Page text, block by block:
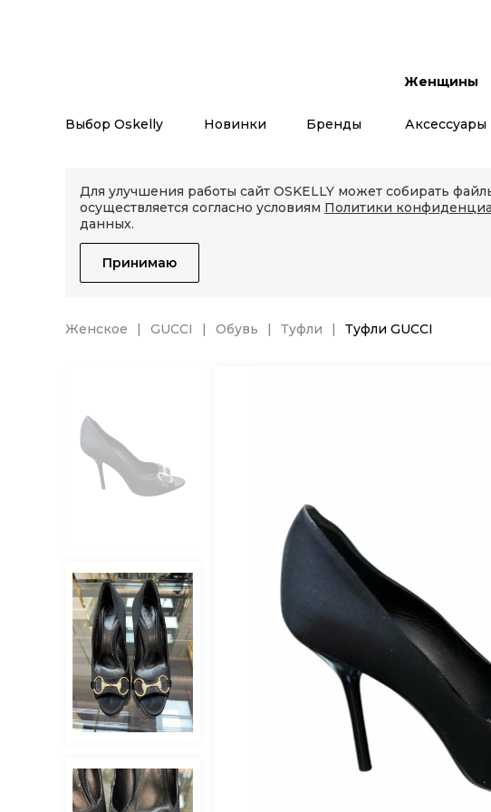
Женщины
Выбор Oskelly Новинки Бренды Аксессуары
Для улучшения работы сайт OSKELLY может собирать
осуществляется согласно условиям Политики
данных.
Принимаю
Женское GUCCI Обувь Туфли Туфли GUCCI